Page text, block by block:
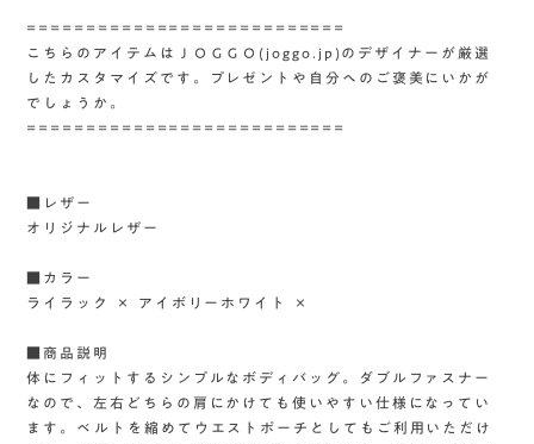
===========================
こちらのアイテムはＪＯＧＧＯ(joggo.jp)のデザイナーが厳選
したカスタマイズです。プレゼントや自分へのご褒美にいかが
でしょうか。
===========================
■レザー
オリジナルレザー
■カラー
ライラック × アイボリーホワイト ×
■商品説明
体にフィットするシンプルなボディバッグ。ダブルファスナー
なので、左右どちらの肩にかけても使いやすい仕様になってい
ます。ベルトを縮めてウエストポーチとしてもご利用いただけ